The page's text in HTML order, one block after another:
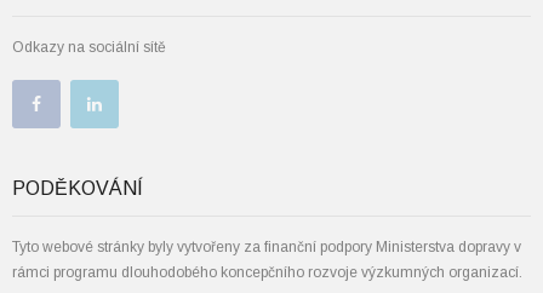
Odkazy na sociální sítě
PODĚKOVÁNÍ
Tyto webové stránky byly vytvořeny za finanční podpory Ministerstva dopravy v
rámci programu dlouhodobého koncepčního rozvoje výzkumných organizací.